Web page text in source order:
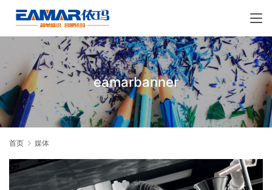
eamarbanner
首页 媒体